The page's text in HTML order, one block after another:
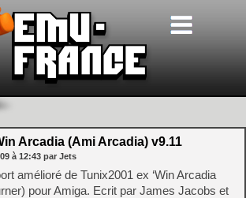
Arcadia (Ami Arcadia) v9.11
à 12:43 par Jets
amélioré de Tunix2001 ex ‘Win Arcadia
pour Amiga. Ecrit par James Jacobs et